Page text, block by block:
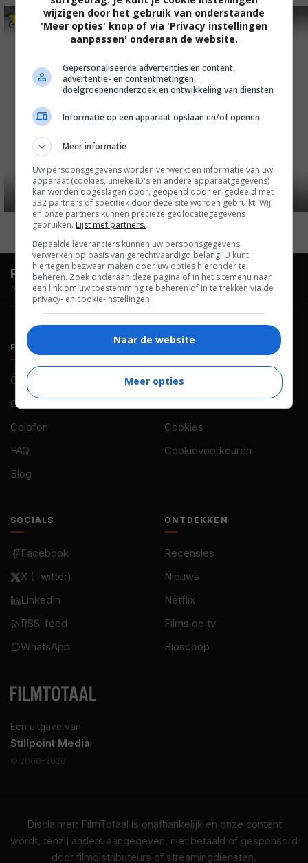
7
Grave Encounters 2 (2012) 6,7
Dear Mr. Gacy (2010)
FilmTotaal.Hét online filmoverzicht.
hosted by
Een uitgave van
Stillpoint Media
© 2000–2026
FILMTOTAAL
Contact
Over ons
Colofon
FAQ
Blog
Privacy
Cookies
Cookievoorkeuren
SOCIALS
Facebook
X (Twitter)
LinkedIn
RSS-feed
WhatsApp
ONTDEKKEN
Recensies
Nieuws
Netflix
Films op tv
Bioscoop
Disclaimer: FilmTotaal is onafhankelijk en onze content
wordt, tenzij anders aangegeven, niet betaald of gesponsord
door filmdistributeurs of streamingdiensten.
wijzigen door het gebruik van onderstaande
'Meer opties' knop of via 'Privacy instellingen
aanpassen' onderaan de website.
Gepersonaliseerde advertenties en content,
advertentie- en contentmetingen,
doelgroepenonderzoek en ontwikkeling van diensten
Informatie op een apparaat opslaan en/of openen
Meer informatie
Uw persoonsgegevens worden verwerkt en informatie van uw
apparaat (cookies, unieke ID's en andere apparaatgegevens)
kan worden opgeslagen door, geopend door en gedeeld met
332 partners of specifiek door deze site worden gebruikt. Wij
en onze partners kunnen precieze geolocatiegegevens
gebruiken. Lijst met partners.
Bepaalde leveranciers kunnen uw persoonsgegevens
verwerken op basis van gerechtvaardigd belang. U kunt
hiertegen bezwaar maken door uw opties hieronder te
beheren. Zoek onderaan deze pagina of in het sitemenu naar
een link om uw toestemming te beheren of in te trekken via de
privacy- en cookie-instellingen.
Naar de website
Meer opties